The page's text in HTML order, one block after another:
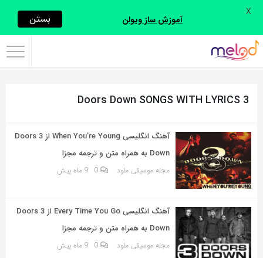
اشتراک
با
از
زیر
می‌توانید
این
صفحه
با
دوستان
خود
3 Doors Down SONGS WITH LYRICS
آهنگ انگلیسی When You’re Young از 3 Doors
Down به همراه متن و ترجمه مجزا
مجله موسیقی ملود 0 9 ماه پیش
آهنگ انگلیسی Every Time You Go از 3 Doors
Down به همراه متن و ترجمه مجزا
مجله موسیقی ملود 0 9 ماه پیش
آموزش ساز ویولن بستن X